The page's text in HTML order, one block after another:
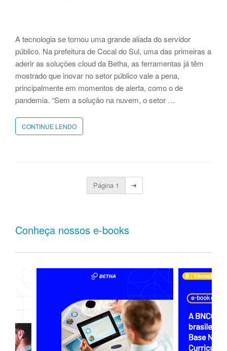
A tecnologia se tornou uma grande aliada do servidor
público. Na prefeitura de Cocal do Sul, uma das primeiras a
aderir as soluções cloud da Betha, as ferramentas já têm
mostrado que inovar no setor público vale a pena,
principalmente em momentos de alerta, como o de
pandemia. “Sem a solução na nuvem, o setor …
CONTINUE LENDO
CLOUD
DOS
SERVIDORES
Página 1 Próxima
página
Conheça nossos e-books